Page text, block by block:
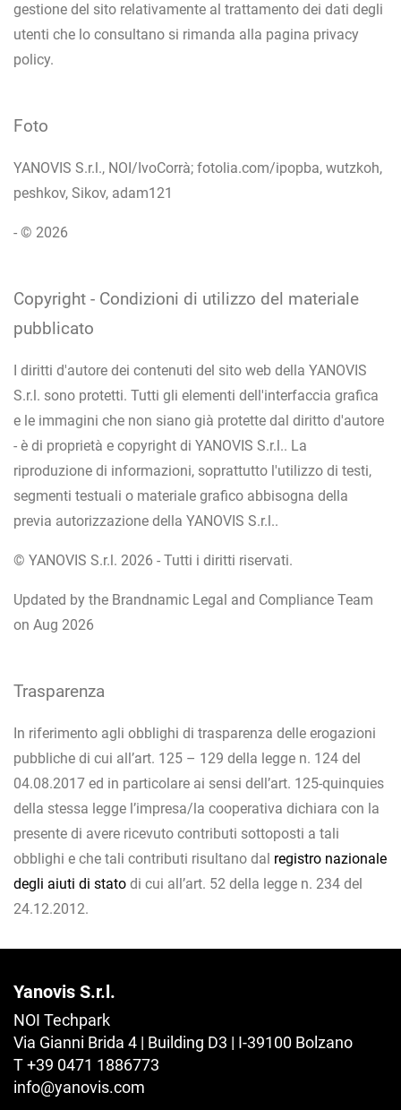
gestione del sito relativamente al trattamento dei dati degli
utenti che lo consultano si rimanda alla pagina privacy
policy.
Foto
YANOVIS S.r.l., NOI/IvoCorrà; fotolia.com/ipopba, wutzkoh,
peshkov, Sikov, adam121
- © 2026
Copyright - Condizioni di utilizzo del materiale
pubblicato
I diritti d'autore dei contenuti del sito web della YANOVIS
S.r.l. sono protetti. Tutti gli elementi dell'interfaccia grafica
e le immagini che non siano già protette dal diritto d'autore
- è di proprietà e copyright di YANOVIS S.r.l.. La
riproduzione di informazioni, soprattutto l'utilizzo di testi,
segmenti testuali o materiale grafico abbisogna della
previa autorizzazione della YANOVIS S.r.l..
© YANOVIS S.r.l. 2026 - Tutti i diritti riservati.
Updated by the Brandnamic Legal and Compliance Team
on Aug 2026
Trasparenza
In riferimento agli obblighi di trasparenza delle erogazioni
pubbliche di cui all’art. 125 – 129 della legge n. 124 del
04.08.2017 ed in particolare ai sensi dell’art. 125-quinquies
della stessa legge l’impresa/la cooperativa dichiara con la
presente di avere ricevuto contributi sottoposti a tali
obblighi e che tali contributi risultano dal registro nazionale
degli aiuti di stato di cui all’art. 52 della legge n. 234 del
24.12.2012.
Yanovis S.r.l.
NOI Techpark
Via Gianni Brida 4 | Building D3 | I-39100 Bolzano
T +39 0471 1886773
info@yanovis.com